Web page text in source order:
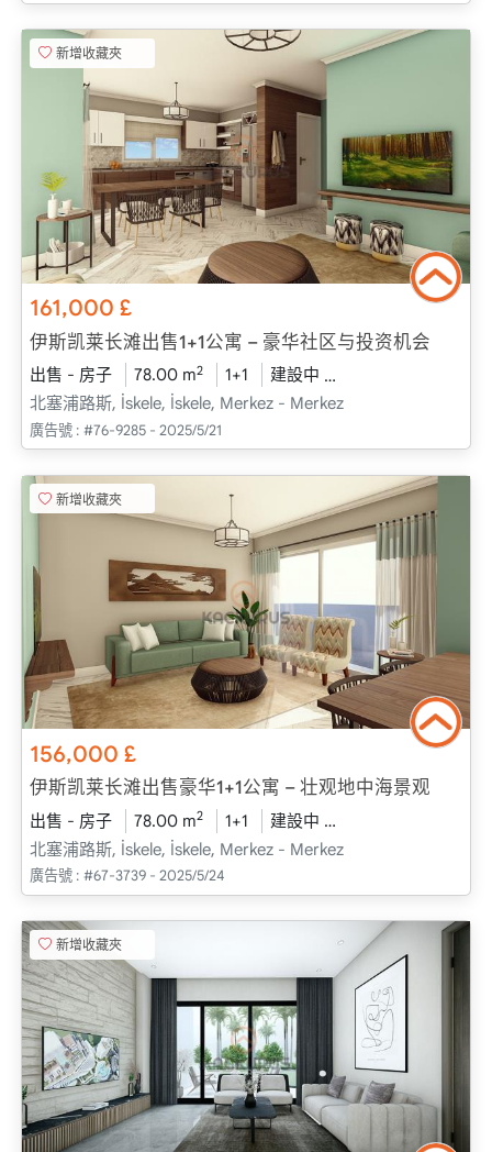
新增收藏夾
161,000£
伊斯凯莱长滩出售1+1公寓 – 豪华社区与投资机会
出售 - 房子 78.00 m2 1+1 建設中
北塞浦路斯, İskele, İskele, Merkez - Merkez
廣告號 : #76-9285 - 2025/5/21
新增收藏夾
156,000£
伊斯凯莱长滩出售豪华1+1公寓 – 壮观地中海景观
出售 - 房子 78.00 m2 1+1 建設中
北塞浦路斯, İskele, İskele, Merkez - Merkez
廣告號 : #67-3739 - 2025/5/24
新增收藏夾